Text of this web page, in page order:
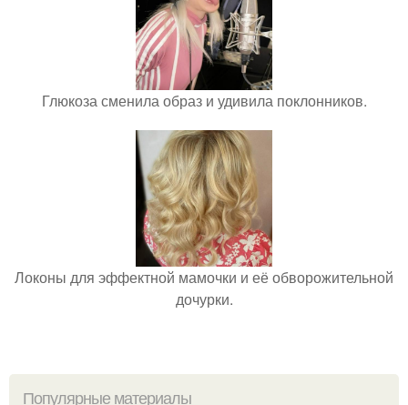
Глюкоза сменила образ и удивила поклонников.
Локоны для эффектной мамочки и её обворожительной
дочурки.
Популярные материалы